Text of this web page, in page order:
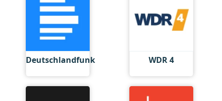
Deutschlandfunk WDR 4